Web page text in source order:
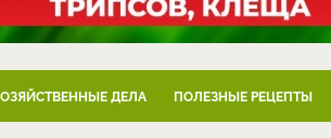
ДЕЛА ПОЛЕЗНЫЕ РЕЦЕПТЫ